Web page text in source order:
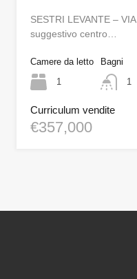
SESTRI LEVANTE –
suggestivo centro…
Camere da letto
1
Bagni
1
Curriculum vendite
€357,000